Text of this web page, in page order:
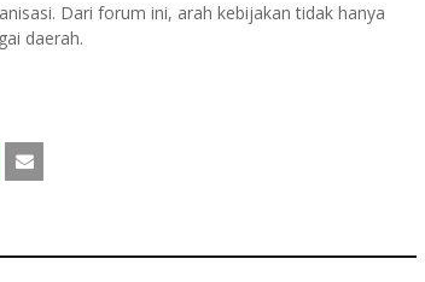
Dari forum ini, arah kebijakan tidak hanya
daerah.